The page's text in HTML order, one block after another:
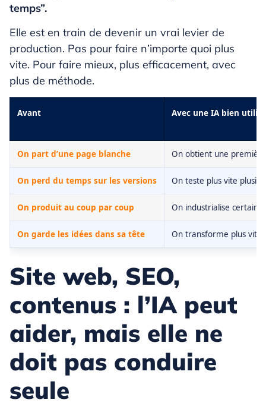
temps”.
Elle est en train de devenir un vrai levier de
production. Pas pour faire n’importe quoi plus
vite. Pour faire mieux, plus efficacement, avec
plus de méthode.
Avant Avec une IA bien
On part d’une page blanche On obtient une
On perd du temps sur les versions On teste plus vite
On produit au coup par coup On industrialise
On garde les idées dans sa tête On transforme plus vite
Site web, SEO,
contenus : l’IA peut
aider, mais elle ne
doit pas conduire
seule